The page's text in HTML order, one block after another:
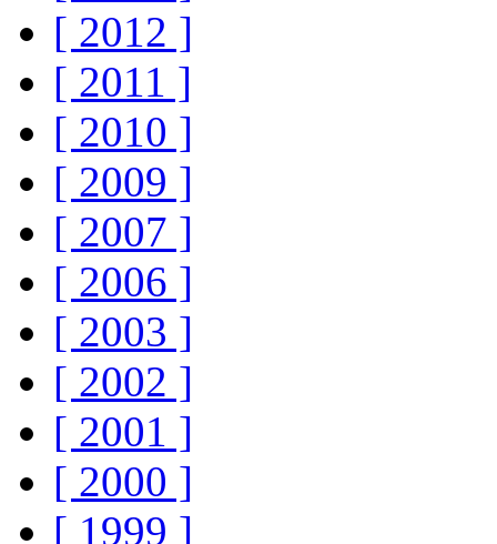
[ 2012 ]
[ 2011 ]
[ 2010 ]
[ 2009 ]
[ 2007 ]
[ 2006 ]
[ 2003 ]
[ 2002 ]
[ 2001 ]
[ 2000 ]
[ 1999 ]